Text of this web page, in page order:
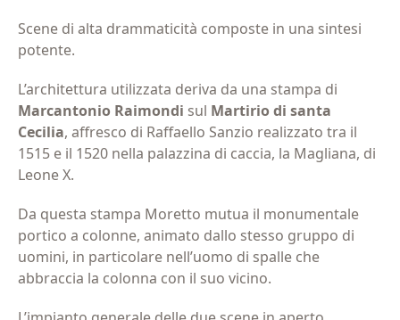
Scene di alta drammaticità composte in una sintesi
potente.
L’architettura utilizzata deriva da una stampa di
Marcantonio Raimondi sul Martirio di santa
Cecilia, affresco di Raffaello Sanzio realizzato tra il
1515 e il 1520 nella palazzina di caccia, la Magliana, di
Leone X.
Da questa stampa Moretto mutua il monumentale
portico a colonne, animato dallo stesso gruppo di
uomini, in particolare nell’uomo di spalle che
abbraccia la colonna con il suo vicino.